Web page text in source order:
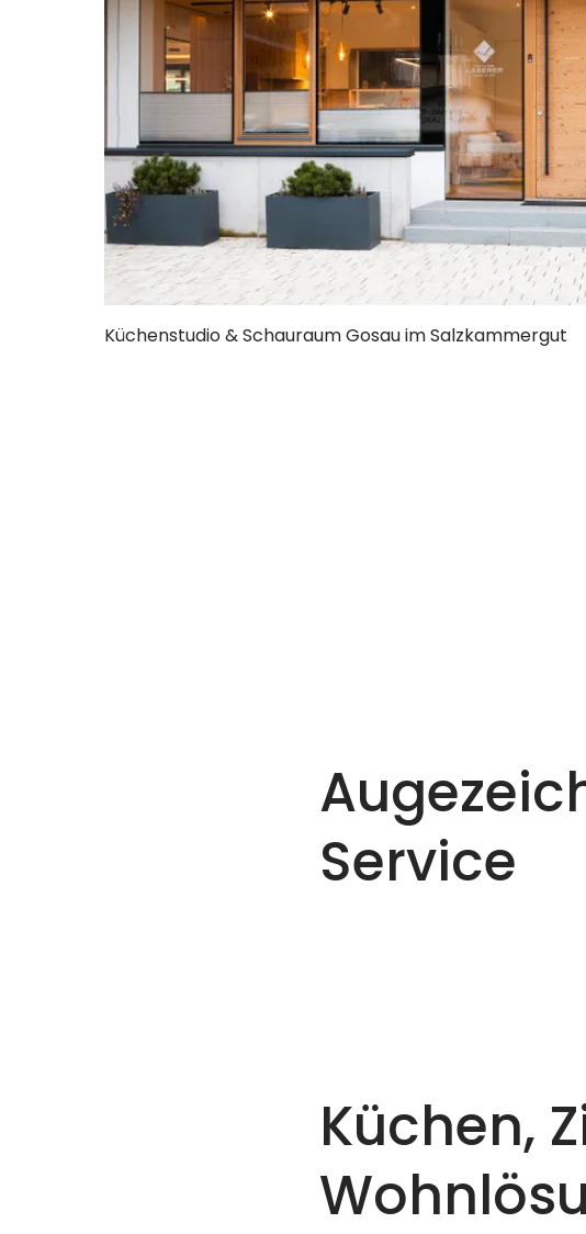
Küchenstudio & Schauraum Gosau im Salzkammergut
Service
Küchen,